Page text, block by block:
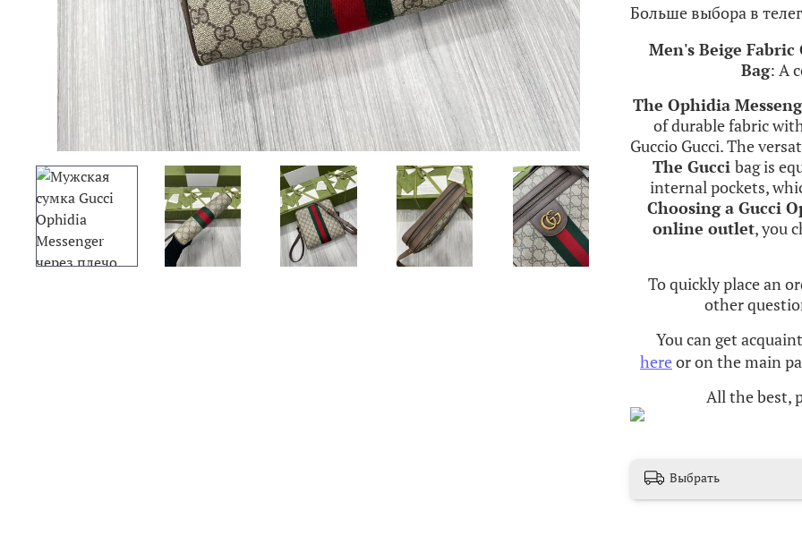
Больше выбора в
Men's Beige
Bag: A
The Ophidia
of durable fabric
Guccio Gucci. The
The Gucci bag is
internal pockets,
Choosing a Gucci
online outlet, you
To quickly place an
other
You can get
hereor on the main
All the best,
Выбрать